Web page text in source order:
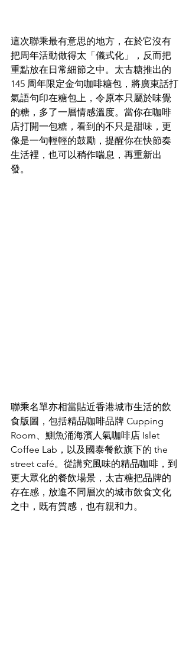
這次聯乘最有意思的地方，在於它沒有
把周年活動做得太「儀式化」，反而把
重點放在日常細節之中。太古糖推出的
145 周年限定金句咖啡糖包，將廣東話打
氣語句印在糖包上，令原本只屬於味覺
的糖，多了一層情感溫度。當你在咖啡
店打開一包糖，看到的不只是甜味，更
像是一句輕輕的鼓勵，提醒你在快節奏
生活裡，也可以稍作喘息，再重新出
發。
聯乘名單亦相當貼近香港城市生活的飲
食版圖，包括精品咖啡品牌 Cupping
Room、鰂魚涌海濱人氣咖啡店 Islet
Coffee Lab，以及國泰餐飲旗下的 the
street café。從講究風味的精品咖啡，到
更大眾化的餐飲場景，太古糖把品牌的
存在感，放進不同層次的城市飲食文化
之中，既有質感，也有親和力。